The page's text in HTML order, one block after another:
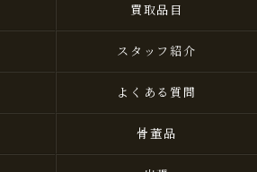
買取品目
スタッフ紹介
よくある質問
骨董品